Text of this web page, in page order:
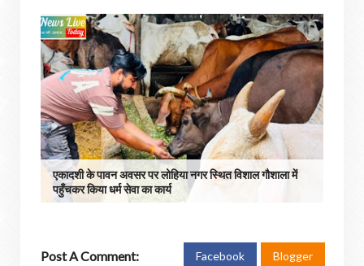
एकादशी के पावन अवसर पर लोहिया नगर स्थित विशाल गौशाला में
पहुँचकर किया धर्म सेवा का कार्य
Post A Comment: Facebook Blogger